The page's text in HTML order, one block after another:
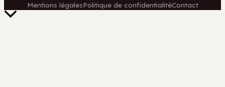
Mentions légalesPolitique de confidentialitéContact